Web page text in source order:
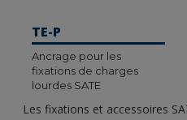
TE-P
Ancrage pour les
fixations de charges
lourdes SATE
Les fixations et accessoires